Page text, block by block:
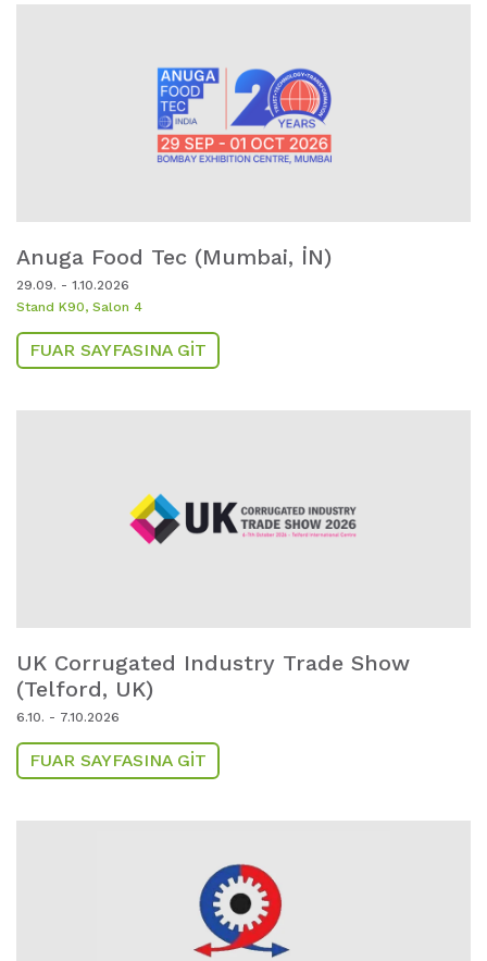
Anuga Food Tec (Mumbai, IN)
29.09. - 1.10.2026
Stand K90, Salon 4
FUAR SAYFASINA GIT
UK Corrugated Industry Trade Show
(Telford, UK)
6.10. - 7.10.2026
FUAR SAYFASINA GIT